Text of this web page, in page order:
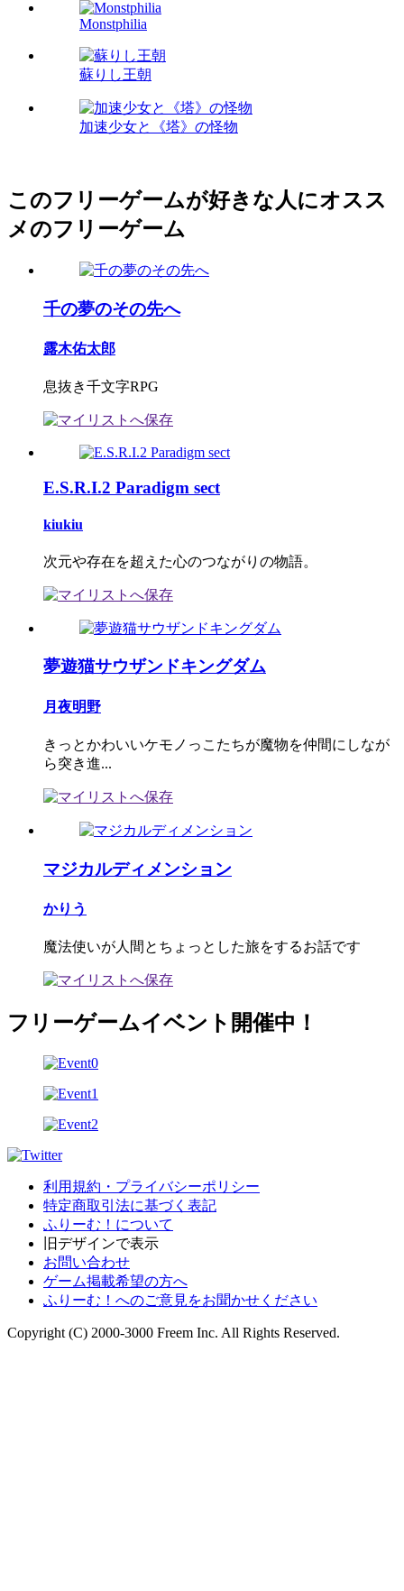
Monstphilia
蘇りし王朝
加速少女と《塔》の怪物
このフリーゲームが好きな人にオスス
メのフリーゲーム
千の夢のその先へ
露木佑太郎
息抜き千文字RPG
E.S.R.I.2 Paradigm sect
kiukiu
次元や存在を超えた心のつながりの物語。
夢遊猫サウザンドキングダム
月夜明野
きっとかわいいケモノっこたちが魔物を仲間にしなが
ら突き進...
マジカルディメンション
かりう
魔法使いが人間とちょっとした旅をするお話です
フリーゲームイベント開催中！
利用規約・プライバシーポリシー
特定商取引法に基づく表記
ふりーむ！について
旧デザインで表示
お問い合わせ
ゲーム掲載希望の方へ
ふりーむ！へのご意見をお聞かせください
Copyright (C) 2000-3000 Freem Inc. All Rights Reserved.